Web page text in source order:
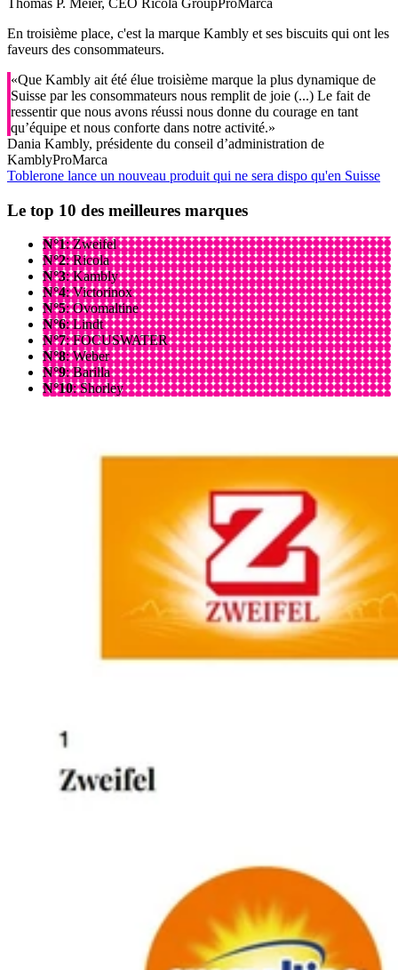
Thomas P. Meier, CEO Ricola GroupProMarca
En troisième place, c'est la marque Kambly et ses biscuits qui ont les
faveurs des consommateurs.
«Que Kambly ait été élue troisième marque la plus dynamique de
Suisse par les consommateurs nous remplit de joie (...) Le fait de
ressentir que nous avons réussi nous donne du courage en tant
qu’équipe et nous conforte dans notre activité.»
Dania Kambly, présidente du conseil d’administration de
KamblyProMarca
Toblerone lance un nouveau produit qui ne sera dispo qu'en Suisse
Le top 10 des meilleures marques
N°1: Zweifel
N°2: Ricola
N°3: Kambly
N°4: Victorinox
N°5: Ovomaltine
N°6: Lindt
N°7: FOCUSWATER
N°8: Weber
N°9: Barilla
N°10: Shorley